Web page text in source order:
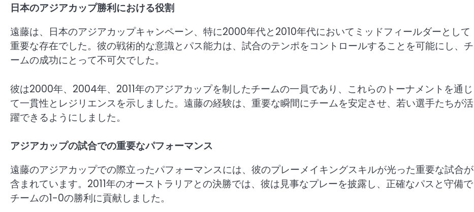
日本のアジアカップ勝利における役割
遠藤は、日本のアジアカップキャンペーン、特に2000年代と2010年代においてミッドフィールダーとして
重要な存在でした。彼の戦術的な意識とパス能力は、試合のテンポをコントロールすることを可能にし、チ
ームの成功にとって不可欠でした。
彼は2000年、2004年、2011年のアジアカップを制したチームの一員であり、これらのトーナメントを通じ
て一貫性とレジリエンスを示しました。遠藤の経験は、重要な瞬間にチームを安定させ、若い選手たちが活
躍できるようにしました。
アジアカップの試合での重要なパフォーマンス
遠藤のアジアカップでの際立ったパフォーマンスには、彼のプレーメイキングスキルが光った重要な試合が
含まれています。2011年のオーストラリアとの決勝では、彼は見事なプレーを披露し、正確なパスと守備で
チームの1-0の勝利に貢献しました。